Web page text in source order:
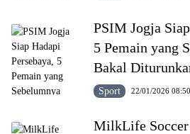
PSIM Jogja
5 Pemain yang
Bakal
Sport 22/01/2026 08:50
MilkLife Soccer